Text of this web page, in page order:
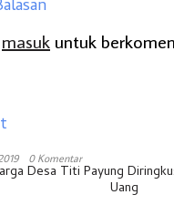
masuk untuk
0 Komentar
Desa Titi Payung
Uang